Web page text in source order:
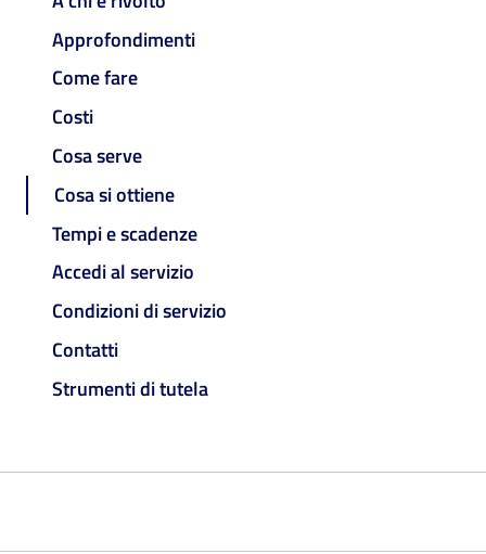
Approfondimenti
Come fare
Costi
Cosa serve
Cosa si ottiene
Tempi e scadenze
Accedi al servizio
Condizioni di servizio
Contatti
Strumenti di tutela